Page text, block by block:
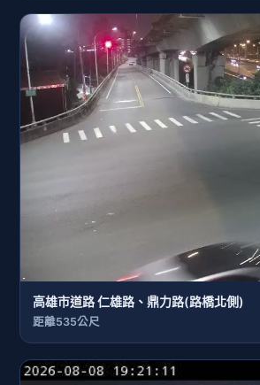
高雄市道路 仁雄路、鼎力路(路橋北側)
距離535公尺